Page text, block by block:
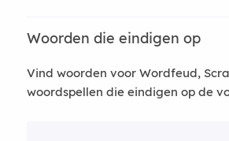
Woorden die eindigen op
Vind woorden voor Wordfeud,
woordspellen die eindigen op de